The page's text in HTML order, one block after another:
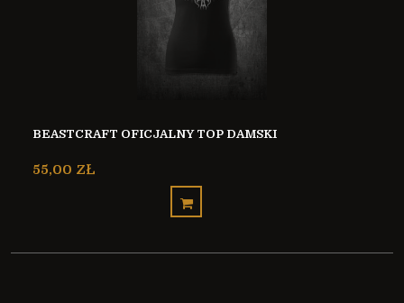
BEASTCRAFT OFICJALNY TOP DAMSKI
55,00 ZŁ